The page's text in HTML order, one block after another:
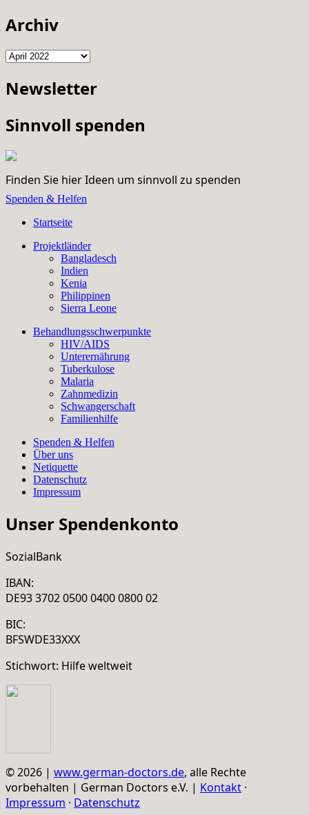
Archiv
Archiv
Newsletter
Sinnvoll spenden
Finden Sie hier Ideen um sinnvoll zu spenden
Spenden & Helfen
Startseite
Projektländer
Bangladesch
Indien
Kenia
Philippinen
Sierra Leone
Behandlungsschwerpunkte
HIV/AIDS
Unterernährung
Tuberkulose
Malaria
Zahnmedizin
Schwangerschaft
Familienhilfe
Spenden & Helfen
Über uns
Netiquette
Datenschutz
Impressum
Unser Spendenkonto
SozialBank
IBAN:
DE93 3702 0500 0400 0800 02
BIC:
BFSWDE33XXX
Stichwort: Hilfe weltweit
© 2026 | www.german-doctors.de, alle Rechte
vorbehalten | German Doctors e.V. | Kontakt ·
Impressum · Datenschutz